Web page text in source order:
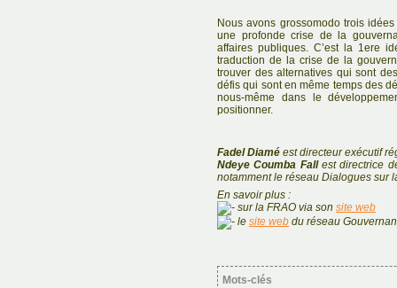
Nous avons grossomodo trois
une profonde crise de la
affaires publiques. C’est la 1ere
traduction de la crise de la
trouver des alternatives qui sont
défis qui sont en même temps des
nous-même dans le
positionner.
Fadel Diamé est directeur exécutif
Ndeye Coumba Fallest directrice
notamment le réseau Dialogues sur
En savoir plus :
sur la FRAO via son site web
le site web du réseau
Mots-clés